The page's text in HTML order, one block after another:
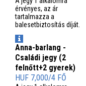
érvényes, az ár
tartalmazza a
balesetbiztosítás díját.
INFO
Anna-barlang -
Családi jegy (2
felnőtt+2 gyerek)
HUF 7,000/4 FŐ